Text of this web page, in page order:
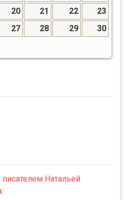
20 21 22
23
27 28 29
30
писателем Натальей
)